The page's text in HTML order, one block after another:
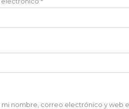
mi nombre, correo electrónico y web